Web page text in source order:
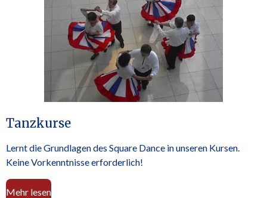
Tanzkurse
Lernt die Grundlagen des Square Dance in unseren Kursen.
Keine Vorkenntnisse erforderlich!
Mehr lesen